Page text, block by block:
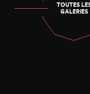
TOUTES
GALERIES